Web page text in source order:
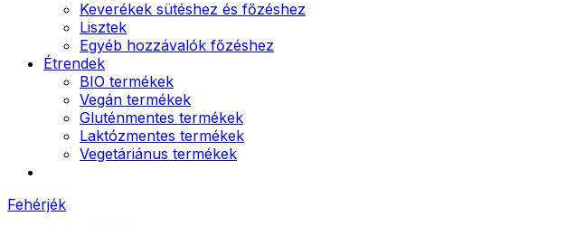
Keverékek sütéshez és főzéshez
Lisztek
Egyéb hozzávalók főzéshez
Étrendek
BIO termékek
Vegán termékek
Gluténmentes termékek
Laktózmentes termékek
Vegetáriánus termékek
Fehérjék